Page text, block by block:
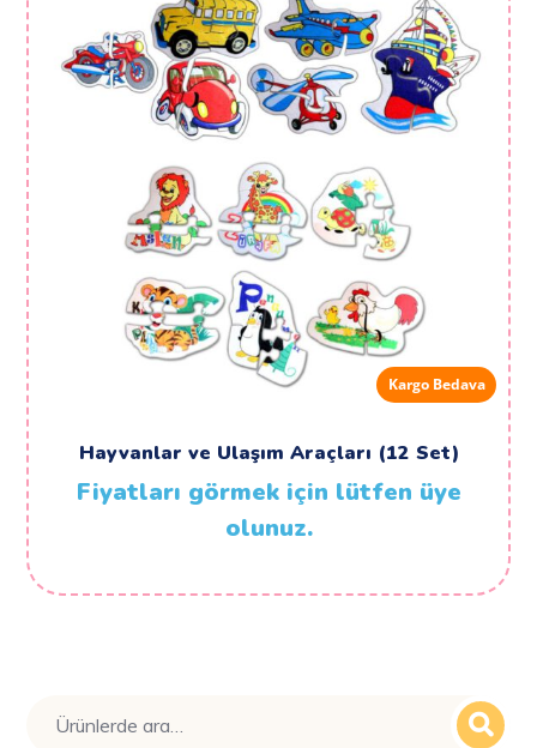
Kargo Bedava
Hayvanlar ve Ulaşım Araçları (12 Set)
Fiyatları görmek için lütfen üye
olunuz.
Ara: